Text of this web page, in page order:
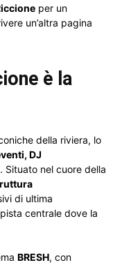
per un
un’altra pagina
è la
della riviera, lo
DJ
. Situato nel cuore della
di ultima
centrale dove la
BRESH, con